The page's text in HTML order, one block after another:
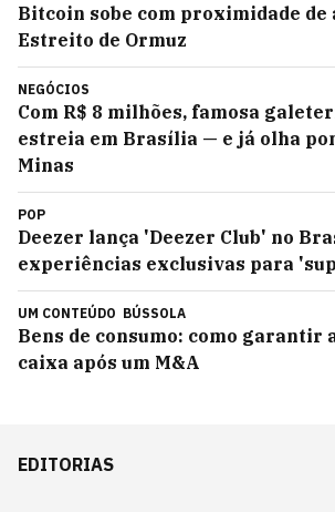
Bitcoin sobe com proximidade de
Estreito de Ormuz
NEGÓCIOS
Com R$ 8 milhões, famosa
estreia em Brasília — e já olha
Minas
POP
Deezer lança 'Deezer Club' no
experiências exclusivas para
UM CONTEÚDO BÚSSOLA
Bens de consumo: como garantir
caixa após um M&A
EDITORIAS